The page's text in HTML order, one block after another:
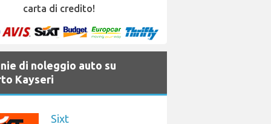
carta di credito!
di noleggio auto su
Kayseri
Sixt